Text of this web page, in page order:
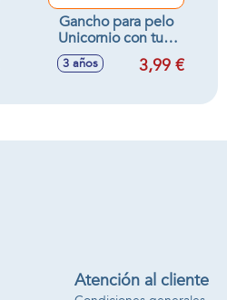
Gancho para pelo
Unicornio con tul -
Modelos surtidos
3 años 3,99 €
Atención al cliente